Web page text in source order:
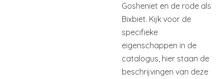
Gosheniet en de rode als
Bixbiet. Kijk voor de
specifieke
eigenschappen in de
catalogus, hier staan de
beschrijvingen van deze